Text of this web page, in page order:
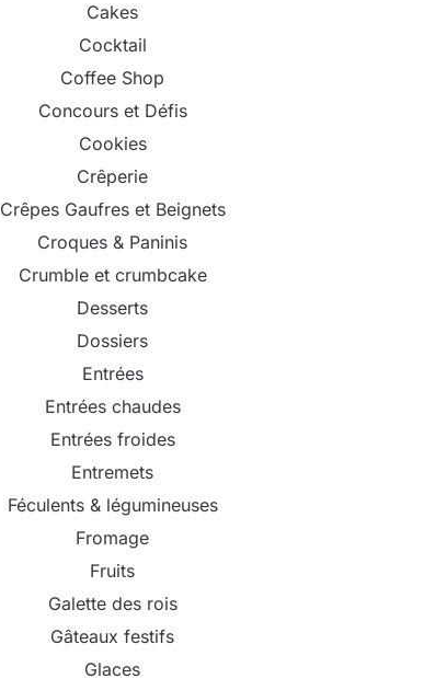
Cakes
Cocktail
Coffee Shop
Concours et Défis
Cookies
Crêperie
Crêpes Gaufres et Beignets
Croques & Paninis
Crumble et crumbcake
Desserts
Dossiers
Entrées
Entrées chaudes
Entrées froides
Entremets
Féculents & légumineuses
Fromage
Fruits
Galette des rois
Gâteaux festifs
Glaces